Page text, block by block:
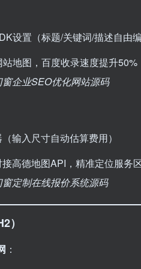
设置（标题/关键词/描述自由编
地图，百度收录速度提升50%
企业SEO优化网站源码
输入尺寸自动估算费用）
高德地图API，精准定位服务
定制在线报价系统源码
）
：